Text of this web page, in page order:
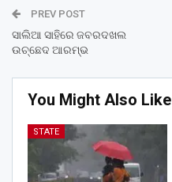
PREV POST
ସାଲିଆ ସାହିରେ ଜବରଦଖଲ
ଉଚ୍ଛେଦ ଆରମ୍ଭ
You Might Also Like
STATE